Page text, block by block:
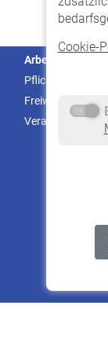
Cookie-
Arbeitgeber
Freiwillige
Veranstaltungen